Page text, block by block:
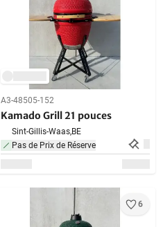
A3-48505-152
Kamado Grill 21 pouces
Sint-Gillis-Waas,BE
Pas de Prix de Réserve
6